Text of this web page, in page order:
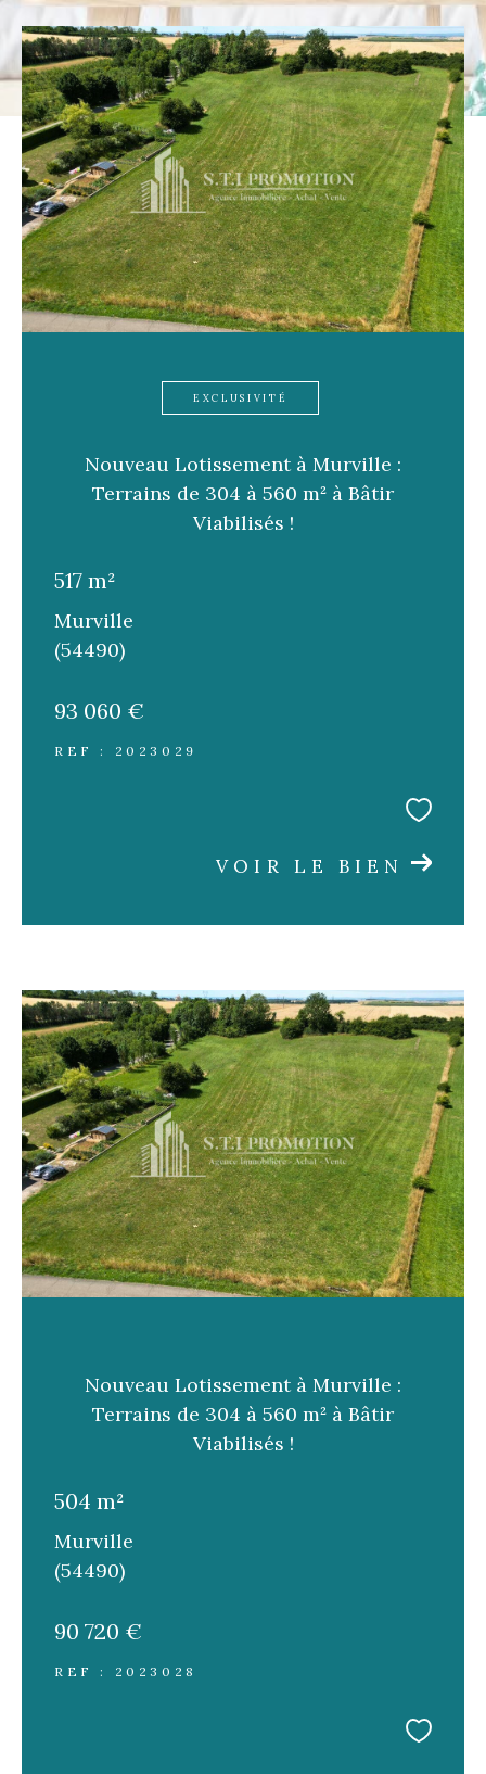
EXCLUSIVITÉ
Nouveau Lotissement à Murville :
Terrains de 304 à 560 m² à Bâtir
Viabilisés !
517 m²
Murville
(54490)
93 060 €
REF : 2023029
VOIR LE BIEN
Nouveau Lotissement à Murville :
Terrains de 304 à 560 m² à Bâtir
Viabilisés !
504 m²
Murville
(54490)
90 720 €
REF : 2023028
Pièces
1 2 3 4 5+
Localisation
Surface
FILTRER PAR
Coups de coeur